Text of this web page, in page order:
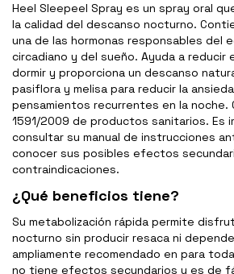
Heel Sleepeel Spray es un spray oral
la calidad del descanso nocturno.
una de las hormonas responsables del
circadiano y del sueño. Ayuda a reducir
dormir y proporciona un descanso
pasiflora y melisa para reducir la
pensamientos recurrentes en la noche.
1591/2009 de productos sanitarios. Es
consultar su manual de instrucciones
conocer sus posibles efectos
contraindicaciones.
¿Qué beneficios tiene?
Su metabolización rápida permite
nocturno sin producir resaca ni
ampliamente recomendado en para
no tiene efectos secundarios y es de